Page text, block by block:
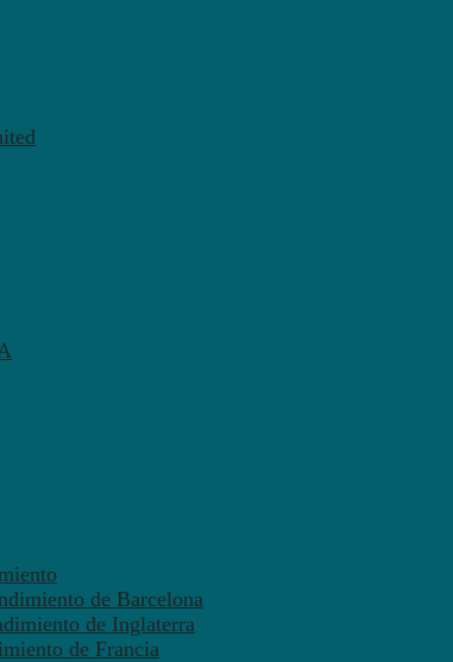
de Barcelona
de Inglaterra
de Francia